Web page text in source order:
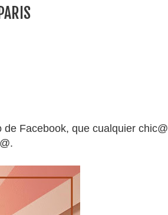
Facebook, que cualquier chic@